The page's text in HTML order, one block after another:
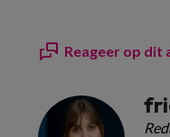
Reageer op dit